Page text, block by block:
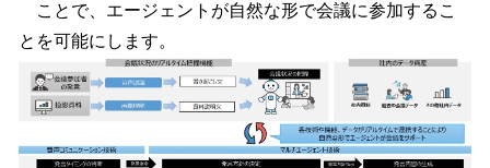
ことで、エージェントが自然な形で会議に参加するこ
とを可能にします。